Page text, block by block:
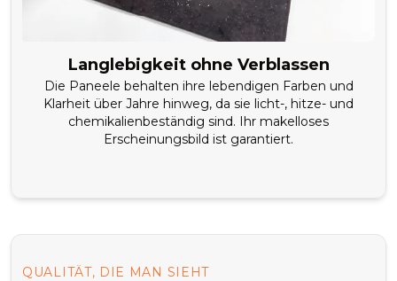
Langlebigkeit ohne Verblassen
Die Paneele behalten ihre lebendigen Farben und
Klarheit über Jahre hinweg, da sie licht-, hitze- und
chemikalienbeständig sind. Ihr makelloses
Erscheinungsbild ist garantiert.
QUALITÄT, DIE MAN SIEHT